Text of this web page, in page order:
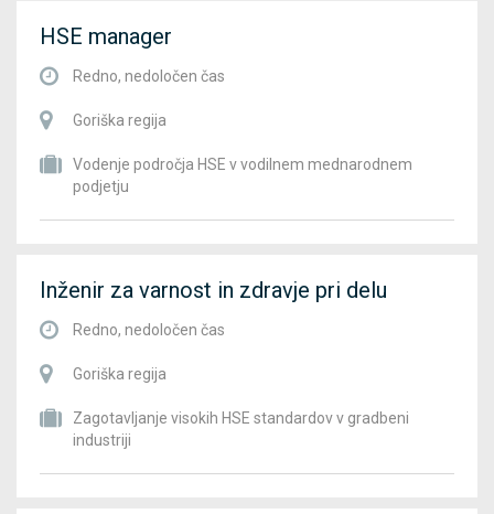
HSE manager
Redno, nedoločen čas
Goriška regija
Vodenje področja HSE v vodilnem mednarodnem
podjetju
Inženir za varnost in zdravje pri delu
Redno, nedoločen čas
Goriška regija
Zagotavljanje visokih HSE standardov v gradbeni
industriji